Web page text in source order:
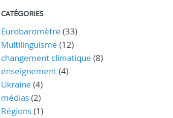
CATÉGORIES
Eurobaromètre (33)
Multilinguisme (12)
changement climatique (8)
enseignement(4)
Ukraine (4)
médias(2)
Régions(1)